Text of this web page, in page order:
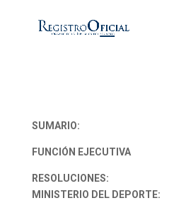
SUMARIO:
FUNCIÓN EJECUTIVA
RESOLUCIONES:
MINISTERIO DEL DEPORTE: